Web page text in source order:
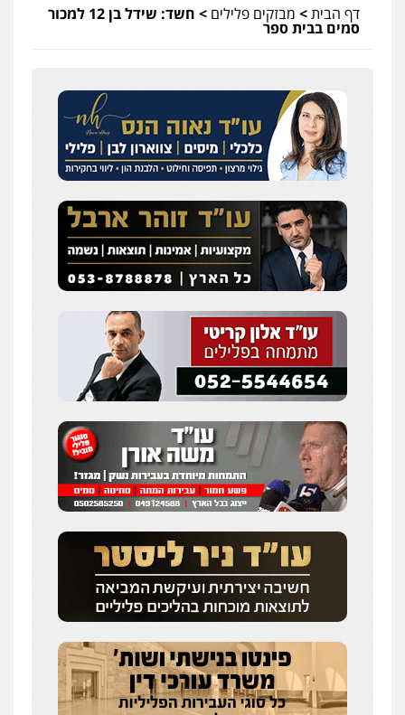
דף הבית> מבזקים פלילים > חשד: שידל בן 12 למכור
סמים בבית ספר